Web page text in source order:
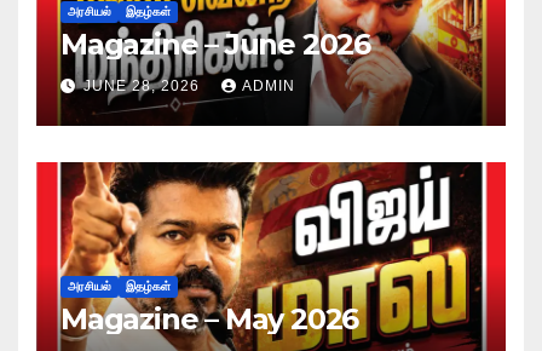
அரசியல் இதழ்கள்
Magazine – June 2026
JUNE 28, 2026 ADMIN
அரசியல் இதழ்கள்
Magazine – May 2026